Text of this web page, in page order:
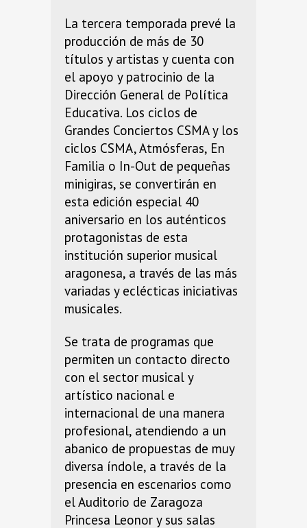
La tercera temporada prevé la
producción de más de 30
títulos y artistas y cuenta con
el apoyo y patrocinio de la
Dirección General de Política
Educativa. Los ciclos de
Grandes Conciertos CSMA y los
ciclos CSMA, Atmósferas, En
Familia o In-Out de pequeñas
minigiras, se convertirán en
esta edición especial 40
aniversario en los auténticos
protagonistas de esta
institución superior musical
aragonesa, a través de las más
variadas y eclécticas iniciativas
musicales.
Se trata de programas que
permiten un contacto directo
con el sector musical y
artístico nacional e
internacional de una manera
profesional, atendiendo a un
abanico de propuestas de muy
diversa índole, a través de la
presencia en escenarios como
el Auditorio de Zaragoza
Princesa Leonor y sus salas